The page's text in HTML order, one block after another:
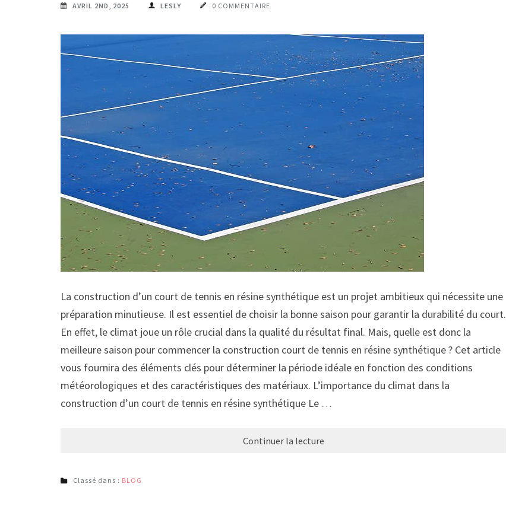
AVRIL 2ND, 2025 LESLY 0 COMMENTAIRE
La construction d’un court de tennis en résine synthétique est un projet ambitieux qui nécessite une
préparation minutieuse. Il est essentiel de choisir la bonne saison pour garantir la durabilité du court.
En effet, le climat joue un rôle crucial dans la qualité du résultat final. Mais, quelle est donc la
meilleure saison pour commencer la construction court de tennis en résine synthétique ? Cet article
vous fournira des éléments clés pour déterminer la période idéale en fonction des conditions
météorologiques et des caractéristiques des matériaux. L’importance du climat dans la
construction d’un court de tennis en résine synthétique Le …
Continuer la lecture
Classé dans : BLOG